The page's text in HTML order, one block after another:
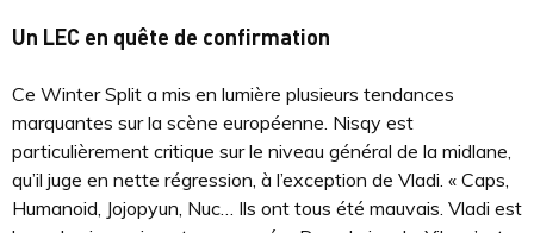
Un LEC en quête de confirmation
Ce Winter Split a mis en lumière plusieurs tendances
marquantes sur la scène européenne. Nisqy est
particulièrement critique sur le niveau général de la midlane,
qu’il juge en nette régression, à l’exception de Vladi. « Caps,
Humanoid, Jojopyun, Nuc… Ils ont tous été mauvais. Vladi est